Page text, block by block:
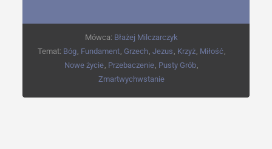
Mówca: Błażej Milczarczyk
Temat: Bóg Fundament Grzech Jezus Krzyż Miłość
Nowe życie Przebaczenie Pusty Grób
Zmartwychwstanie